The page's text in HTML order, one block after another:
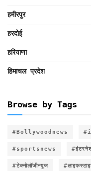
हमीरपुर
हरदोई
हरियाणा
हिमाचल प्रदेश
Browse by Tags
#Bollywoodnews
#sportsnews
#टेक्नोलॉजीन्यूज